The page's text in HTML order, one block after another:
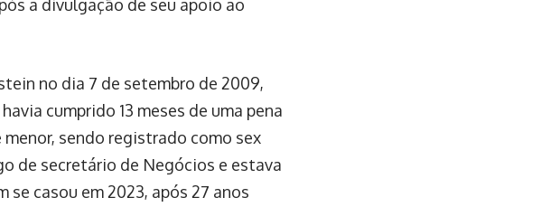
a divulgação de seu apoio ao
no dia 7 de setembro de 2009,
cumprido 13 meses de uma pena
sendo registrado como sex
de secretário de Negócios e estava
se casou em 2023, após 27 anos